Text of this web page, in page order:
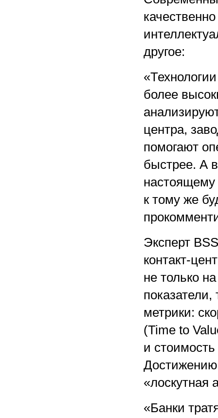
другое:
более
центра,
помогают
быстрее. А
к тому же
Эксперт
контакт-
не только
метрики:
(Time to
и
Достижению
«лоскутная
«Банки